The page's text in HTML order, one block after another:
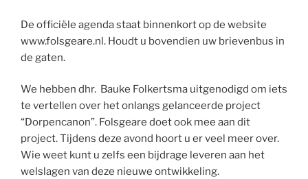
De officiële agenda staat binnenkort op de website
www.folsgeare.nl. Houdt u bovendien uw brievenbus in
de gaten.
We hebben dhr. Bauke Folkertsma uitgenodigd om iets
te vertellen over het onlangs gelanceerde project
“Dorpencanon”. Folsgeare doet ook mee aan dit
project. Tijdens deze avond hoort u er veel meer over.
Wie weet kunt u zelfs een bijdrage leveren aan het
welslagen van deze nieuwe ontwikkeling.